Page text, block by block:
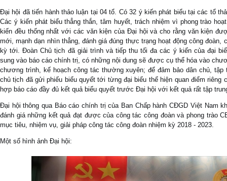
Đại hội đã tiến hành thảo luận tại 04 tổ. Có 32 ý kiến phát biểu tại các tổ
Các ý kiến phát biểu thẳng thắn, tâm huyết, trách nhiệm vì phong trào
kiến đều thống nhất với các văn kiện của Đại hội và cho rằng văn kiện
mới, mạnh dạn nhìn thẳng, đánh giá đúng thực trạng hoạt động công
kỳ tới. Đoàn Chủ tịch đã giải trình và tiếp thu tối đa các ý kiến của đại
sung vào báo cáo chính trị, có những nội dung sẽ được cụ thể hóa vào
chương trình, kế hoạch công tác thường xuyên; để đảm bảo dân chủ,
chủ tịch đã gửi phiếu biểu quyết tới từng đại biểu thể hiện quan điểm riêng
hợp báo cáo đầy đủ kết quả biểu quyết trước Đại hội với kết quả rất tập
Đại hội thông qua Báo cáo chính trị của Ban Chấp hành CĐGD Việt Nam
đánh giá những kết quả đạt được của công tác công đoàn và phong trào
mục tiêu, nhiệm vụ, giải pháp công tác công đoàn nhiệm kỳ 2018 - 2023.
Một số hình ảnh Đại hội: